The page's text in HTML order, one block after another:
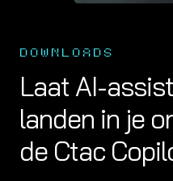
DOWNLOADS
Laat AI-
landen in je
de Ctac